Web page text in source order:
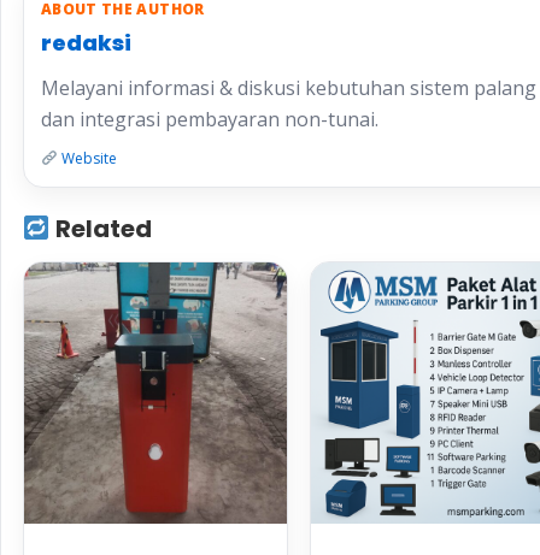
ABOUT THE AUTHOR
redaksi
Melayani informasi & diskusi kebutuhan sistem
dan integrasi pembayaran non-tunai.
Website
Related